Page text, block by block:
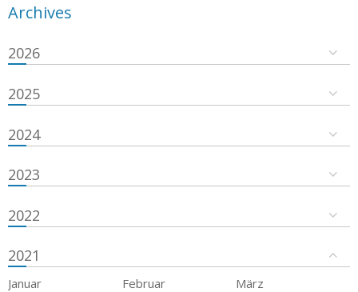
Archives
2026
2025
2024
2023
2022
2021
Januar Februar
März